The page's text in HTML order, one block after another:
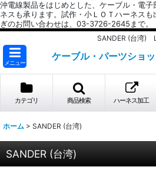
沖電線製品をはじめとした、ケーブル・電
ネスも承ります。試作・小ＬＯＴハーネス
ぎのお問い合わせは、03-3726-2645まで。
SANDER (台湾)
メニュー
ケーブル・パーツショ
カテゴリ 商品検索 ハーネス加工
ホーム > SANDER (台湾)
SANDER (台湾)